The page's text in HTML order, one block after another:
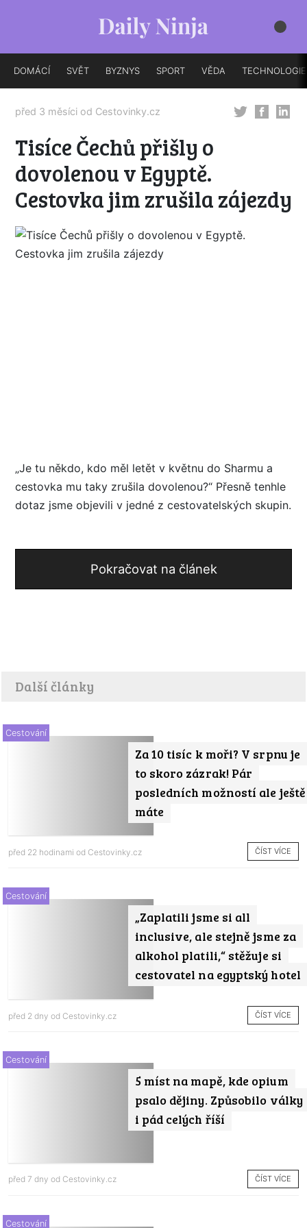
DOMÁCÍ SVĚT BYZNYS SPORT VĚDA TECHNOLOGIE
před 3 měsíci od Cestovinky.cz
Tisíce Čechů přišly o
dovolenou v Egyptě.
Cestovka jim zrušila zájezdy
„Je tu někdo, kdo měl letět v květnu do Sharmu a
cestovka mu taky zrušila dovolenou?“ Přesně tenhle
dotaz jsme objevili v jedné z cestovatelských skupin.
Pokračovat na článek
Další články
Za 10 tisíc k moři? V srpnu je
to skoro zázrak! Pár
posledních možností ale ještě
máte
Cestování
před 22 hodinami od Cestovinky.cz ČÍST VÍCE
„Zaplatili jsme si all
inclusive, ale stejně jsme za
alkohol platili,“ stěžuje si
cestovatel na egyptský hotel
Cestování
před 2 dny od Cestovinky.cz ČÍST VÍCE
5 míst na mapě, kde opium
psalo dějiny. Způsobilo války
i pád celých říší
Cestování
před 7 dny od Cestovinky.cz ČÍST VÍCE
Cestování